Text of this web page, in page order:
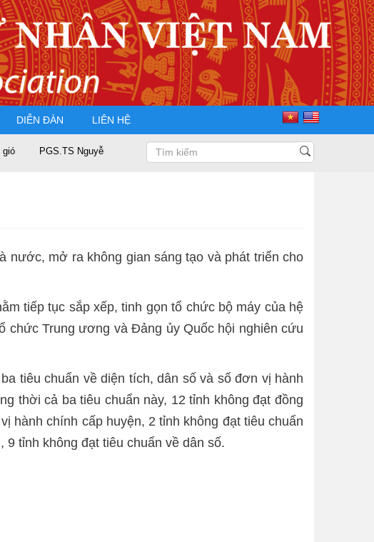
DIỄN ĐÀN LIÊN HỆ
Nguyễn Trọng Điều tái đắc cử Chủ tịch Hội Doanh nhân Tư nhân Việt Nam
nước, mở ra không gian sáng tạo và phát triển cho
tiếp tục sắp xếp, tinh gọn tổ chức bộ máy của hệ
chức Trung ương và Đảng ủy Quốc hội nghiên cứu
tiêu chuẩn về diện tích, dân số và số đơn vị hành
thời cả ba tiêu chuẩn này, 12 tỉnh không đạt đồng
hành chính cấp huyện, 2 tỉnh không đạt tiêu chuẩn
tỉnh không đạt tiêu chuẩn về dân số.